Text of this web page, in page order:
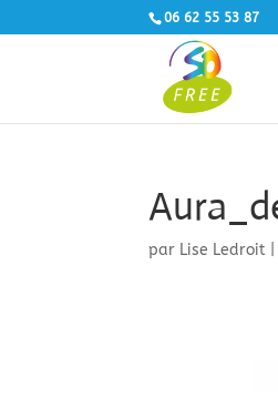
06 62 55 53 87
par Lise Ledroit